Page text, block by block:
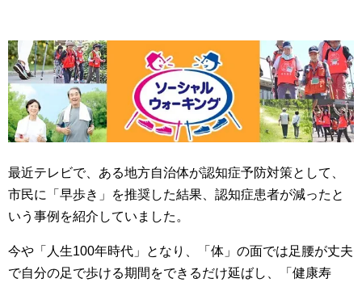
最近テレビで、ある地方自治体が認知症予防対策として、
市民に「早歩き」を推奨した結果、認知症患者が減ったと
いう事例を紹介していました。
今や「人生100年時代」となり、「体」の面では足腰が丈夫
で自分の足で歩ける期間をできるだけ延ばし、「健康寿